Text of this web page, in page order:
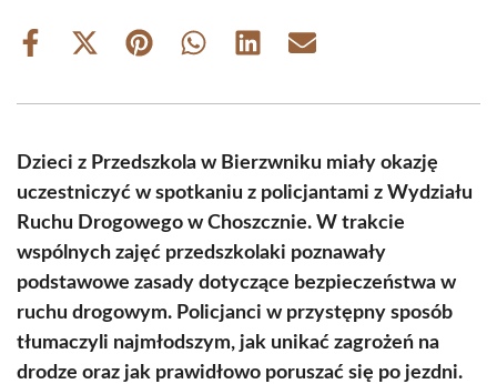
Share
Share
(Twitter)
Share Share Share Share
Dzieci z Przedszkola w Bierzwniku miały okazję
uczestniczyć w spotkaniu z policjantami z Wydziału
Ruchu Drogowego w Choszcznie. W trakcie
wspólnych zajęć przedszkolaki poznawały
podstawowe zasady dotyczące bezpieczeństwa w
ruchu drogowym. Policjanci w przystępny sposób
tłumaczyli najmłodszym, jak unikać zagrożeń na
drodze oraz jak prawidłowo poruszać się po jezdni.